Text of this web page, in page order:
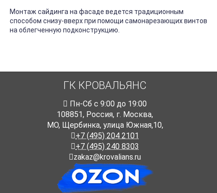
Монтаж сайдинга на фасаде ведется традиционным
способом снизу-вверх при помощи самонарезающих винтов
на облегченную подконструкцию.
ГК КРОВАЛЬЯНС
Пн-Cб с 9:00 до 19:00
108851, Россия, г. Москва,
МО, Щербинка, улица Южная,10,
+7 (495) 204 2101
+7 (495) 240 8303
zakaz@krovalians.ru